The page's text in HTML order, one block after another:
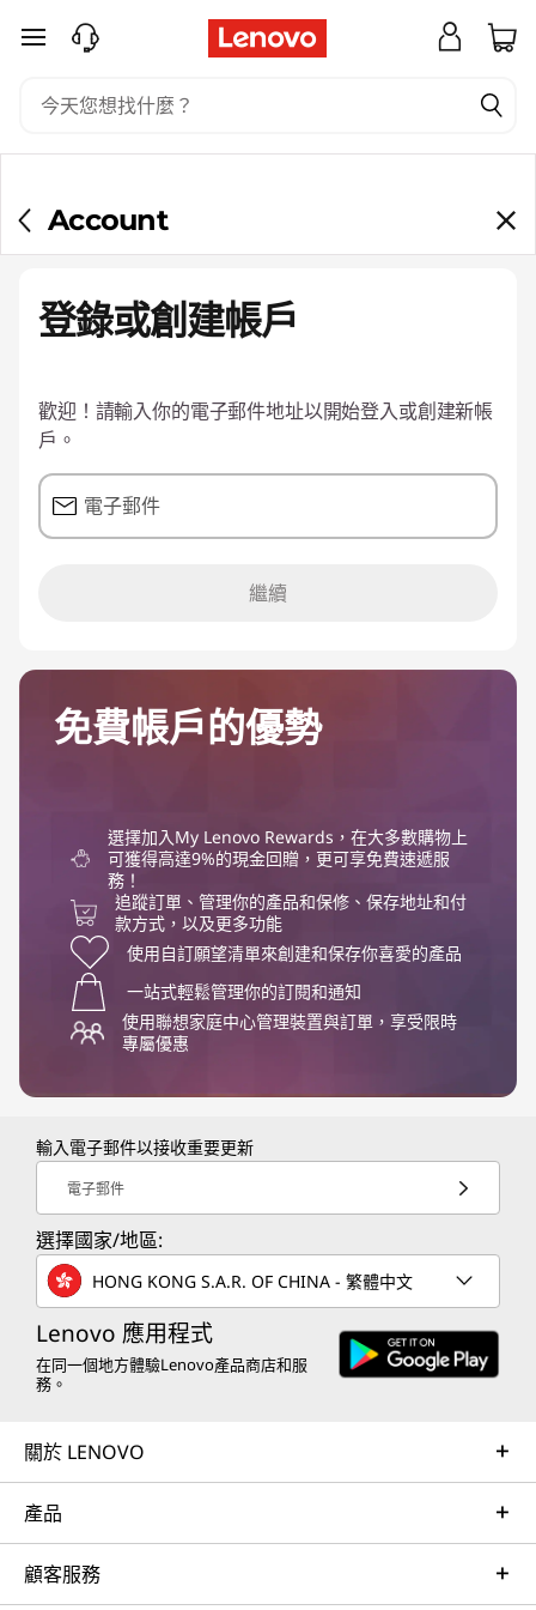
跳至主要內容
Account
登錄或創建帳戶
歡迎！請輸入你的電子郵件地址以開始登入或創建新帳
戶。
電子郵件
繼續
免費帳戶的優勢
選擇加入My Lenovo Rewards，在大多數購物上
可獲得高達9%的現金回贈，更可享免費速遞服
務！
追蹤訂單、管理你的產品和保修、保存地址和付
款方式，以及更多功能
使用自訂願望清單來創建和保存你喜愛的產品
一站式輕鬆管理你的訂閱和通知
使用聯想家庭中心管理裝置與訂單，享受限時
專屬優惠
輸入電子郵件以接收重要更新
電子郵件
選擇國家/地區:
HONG KONG S.A.R. OF CHINA - 繁體中文
Lenovo 應用程式
在同一個地方體驗Lenovo產品商店和服
務。
關於 LENOVO
產品
顧客服務